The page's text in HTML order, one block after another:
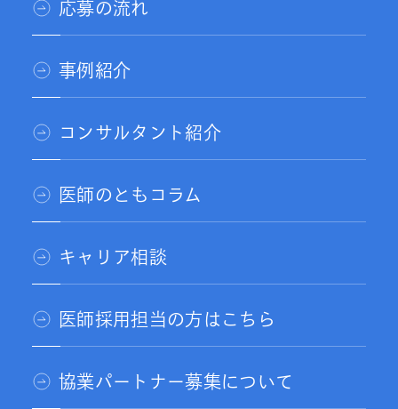
応募の流れ
事例紹介
コンサルタント紹介
医師のともコラム
キャリア相談
医師採用担当の方はこちら
協業パートナー募集について